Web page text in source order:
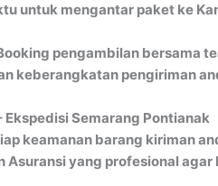
untuk mengantar paket ke
pengambilan bersama
keberangkatan pengiriman
Ekspedisi Semarang Pontianak
keamanan barang kiriman
Asuransi yang profesional agar